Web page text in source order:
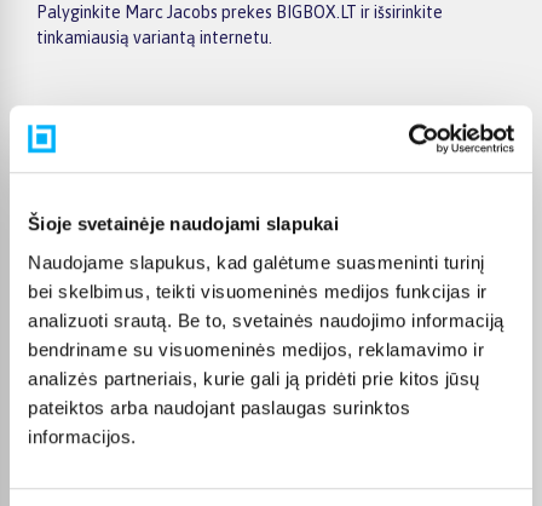
Šioje svetainėje naudojami slapukai
Naudojame slapukus, kad galėtume suasmeninti turinį
bei skelbimus, teikti visuomeninės medijos funkcijas ir
analizuoti srautą. Be to, svetainės naudojimo informaciją
bendriname su visuomeninės medijos, reklamavimo ir
analizės partneriais, kurie gali ją pridėti prie kitos jūsų
pateiktos arba naudojant paslaugas surinktos
informacijos.
Palyginkite Marc Jacobs prekes BIGBOX.LT ir išsirinkite
tinkamiausią variantą internetu.
Pirkėjų atsiliepimai apie prekes
Violeta Z.
Patvirtintas pirkėjas
Mano patys mėgstamiausi kvepalai. Perku juos daug metų. Ačiū
Danutė G.
Patvirtintas pirkėjas
Puiki dovana darbui ir pramogai 🙂 Ačiū